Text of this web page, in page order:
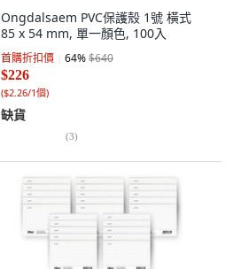
Ongdalsaem PVC保護殼 1號 橫式
85 x 54 mm, 單一顏色, 100入
首購折扣價 64%$640
$226
($2.26/1個)
缺貨
(3)